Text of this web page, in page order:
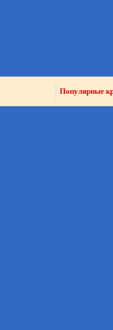
Популярные